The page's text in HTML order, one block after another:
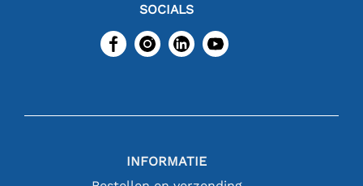
SOCIALS
INFORMATIE